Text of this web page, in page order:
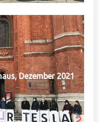
Dezember 2021